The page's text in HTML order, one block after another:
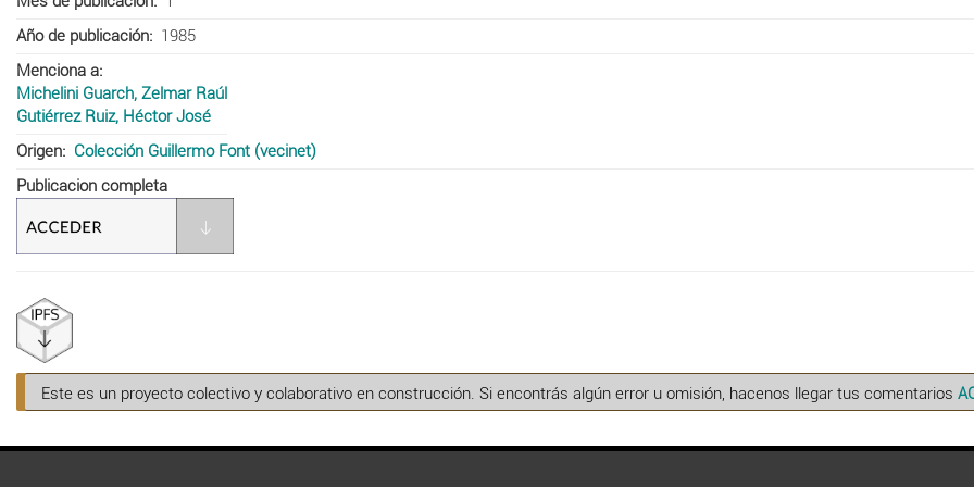
Año de publicación
1985
Menciona a
Michelini Guarch, Zelmar Raúl
Gutiérrez Ruiz, Héctor José
Origen
Colección Guillermo Font (vecinet)
Publicacion completa
Este es un proyecto colectivo y colaborativo en construcción. Si encontrás algún error u omisión, hacenos llegar tus comentarios